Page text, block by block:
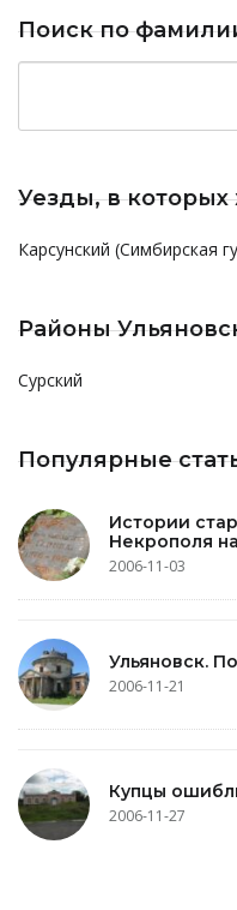
Поиск по
Уезды, в
Карсунский (Симбирская
Районы
Сурский
Популярные
Истории
Некрополя
2006-11-03
Ульяновск.
2006-11-21
Купцы
2006-11-27